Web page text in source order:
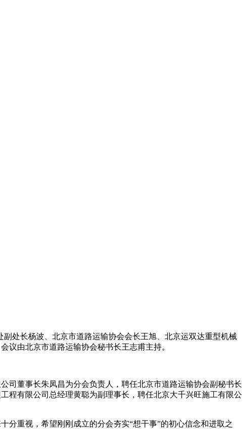
处长杨波、北京市道路运输协会会长王旭、北京运双达重型机械
议由北京市道路运输协会秘书长王志甫主持。
司董事长朱凤昌为分会负责人，聘任北京市道路运输协会副秘书长
程有限公司总经理黄聪为副理事长，聘任北京大千兴旺施工有限公
分重视，希望刚刚成立的分会夯实“想干事”的初心信念和进取之